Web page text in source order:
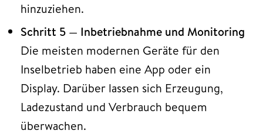
hinzuziehen.
Schritt 5 — Inbetriebnahme und Monitoring
Die meisten modernen Geräte für den
Inselbetrieb haben eine App oder ein
Display. Darüber lassen sich Erzeugung,
Ladezustand und Verbrauch bequem
überwachen.